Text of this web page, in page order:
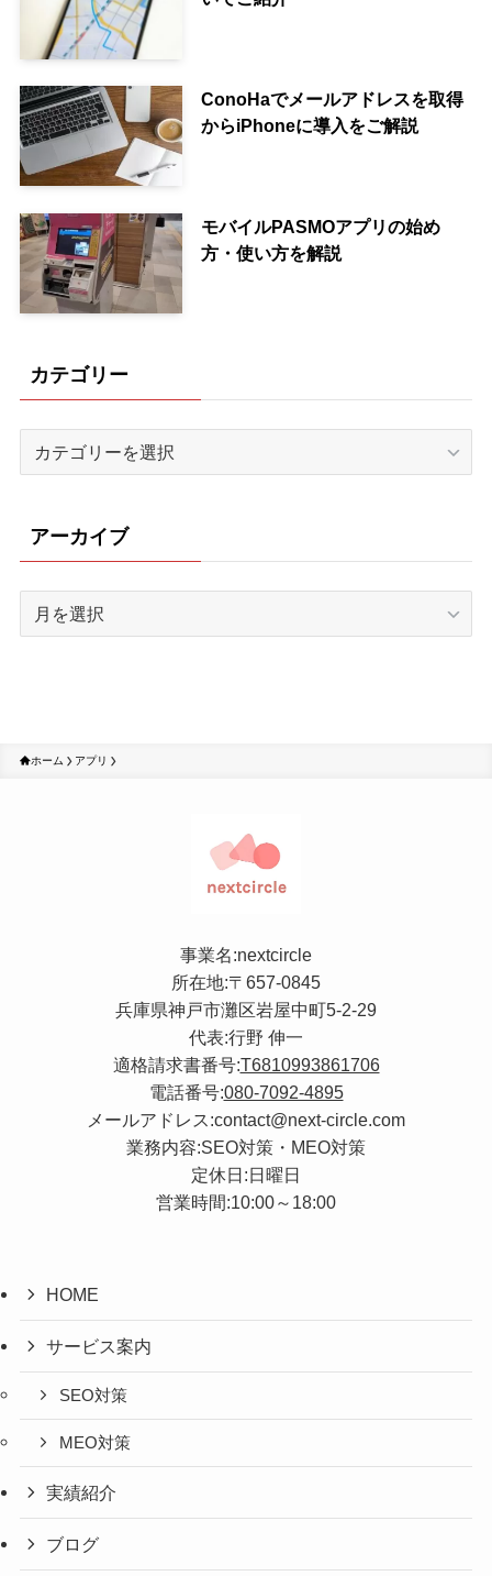
ConoHaでメールアドレスを取得
からiPhoneに導入をご解説
モバイルPASMOアプリの始め
方・使い方を解説
カテゴリー
ー
アーカイブ
ホーム アプリ
事業名:nextcircle
所在地:〒657-0845
兵庫県神戸市灘区岩屋中町5-2-29
代表:行野 伸一
適格請求書番号:T6810993861706
電話番号:080-7092-4895
メールアドレス:contact@next-circle.com
業務内容:SEO対策・MEO対策
定休日:日曜日
営業時間:10:00～18:00
HOME
サービス案内
SEO対策
MEO対策
実績紹介
ブログ